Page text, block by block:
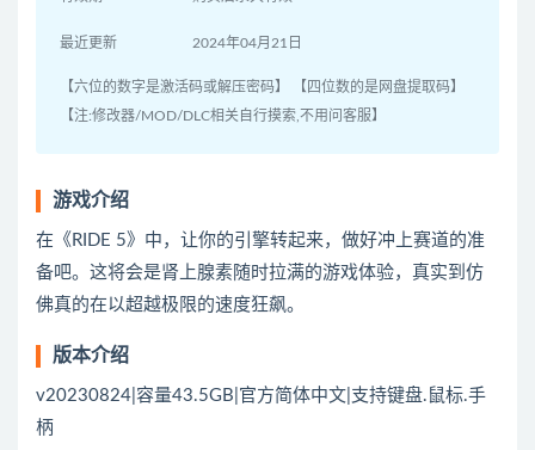
最近更新 2024年04月21日
【六位的数字是激活码或解压密码】 【四位数的是网盘提取码】
【注:修改器/MOD/DLC相关自行摸索,不用问客服】
游戏介绍
在《RIDE 5》中，让你的引擎转起来，做好冲上赛道的准
备吧。这将会是肾上腺素随时拉满的游戏体验，真实到仿
佛真的在以超越极限的速度狂飙。
版本介绍
v20230824|容量43.5GB|官方简体中文|支持键盘.鼠标.手
柄